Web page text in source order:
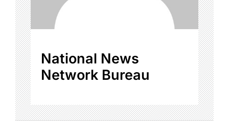
National News
Network Bureau